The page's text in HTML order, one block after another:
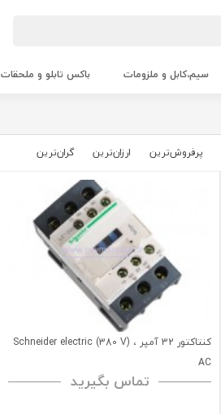
سیم،کابل و ملزومات باکس تابلو و ملحقات
پرفروش‌ترین ارزان‌ترین گران‌ترین
کنتاکتور 32 آمپر ، (Schneider electric (380 V
AC
تماس بگیرید